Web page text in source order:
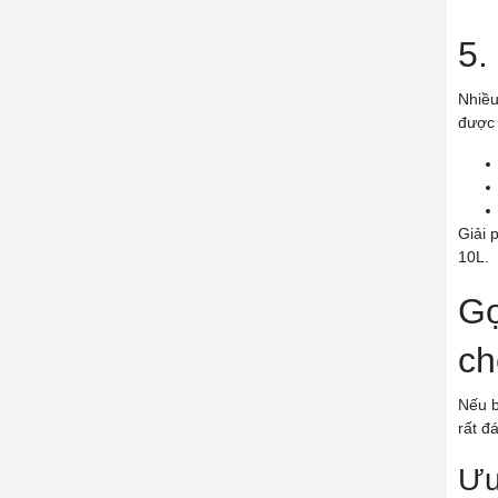
5.
được
Giải
10L.
Nếu
rất